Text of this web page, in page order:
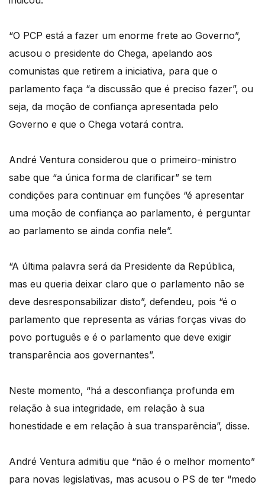
“O PCP está a fazer um enorme frete ao Governo”,
acusou o presidente do Chega, apelando aos
comunistas que retirem a iniciativa, para que o
parlamento faça “a discussão que é preciso fazer”, ou
seja, da moção de confiança apresentada pelo
Governo e que o Chega votará contra.
André Ventura considerou que o primeiro-ministro
sabe que “a única forma de clarificar” se tem
condições para continuar em funções “é apresentar
uma moção de confiança ao parlamento, é perguntar
ao parlamento se ainda confia nele”.
“A última palavra será da Presidente da República,
mas eu queria deixar claro que o parlamento não se
deve desresponsabilizar disto”, defendeu, pois “é o
parlamento que representa as várias forças vivas do
povo português e é o parlamento que deve exigir
transparência aos governantes”.
Neste momento, “há a desconfiança profunda em
relação à sua integridade, em relação à sua
honestidade e em relação à sua transparência”, disse.
André Ventura admitiu que “não é o melhor momento”
para novas legislativas, mas acusou o PS de ter “medo